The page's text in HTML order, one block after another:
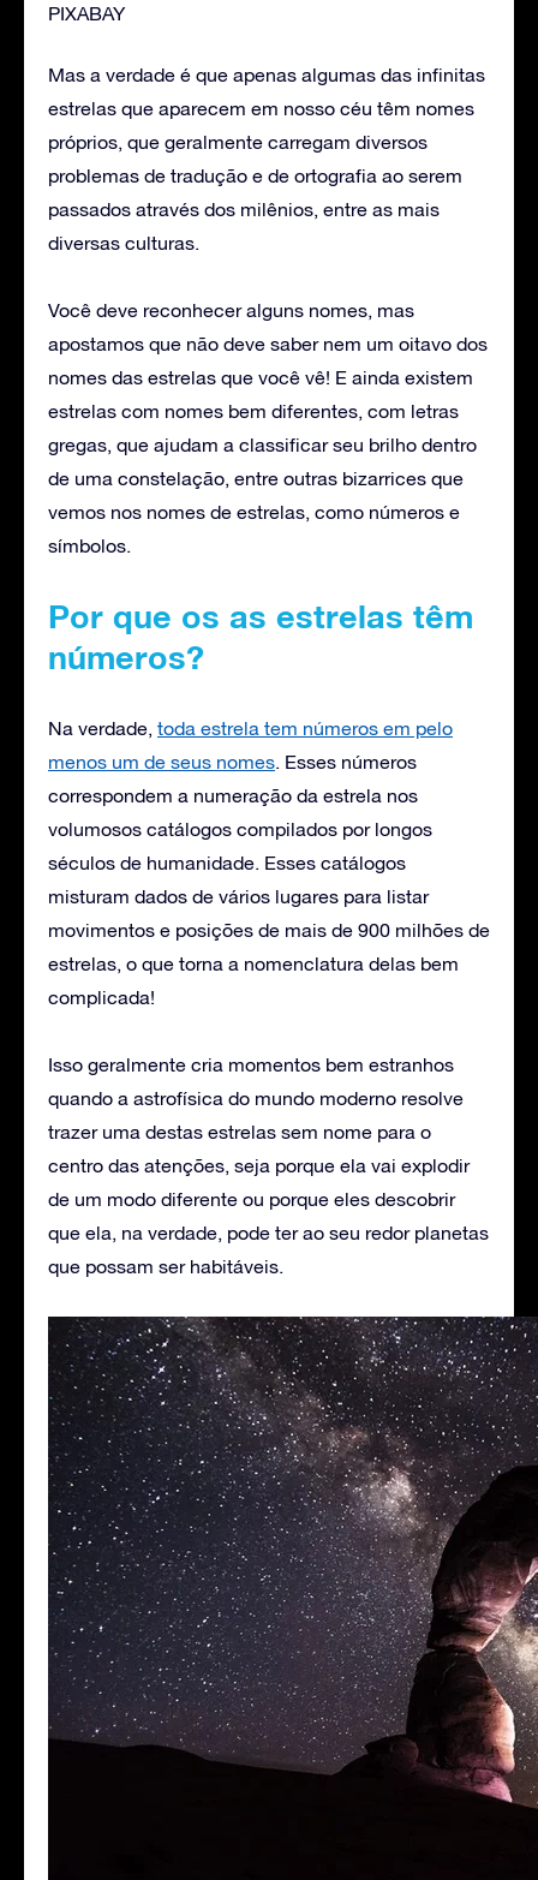
PIXABAY
Mas a verdade é que apenas algumas das infinitas
estrelas que aparecem em nosso céu têm nomes
próprios, que geralmente carregam diversos
problemas de tradução e de ortografia ao serem
passados através dos milênios, entre as mais
diversas culturas.
Você deve reconhecer alguns nomes, mas
apostamos que não deve saber nem um oitavo dos
nomes das estrelas que você vê! E ainda existem
estrelas com nomes bem diferentes, com letras
gregas, que ajudam a classificar seu brilho dentro
de uma constelação, entre outras bizarrices que
vemos nos nomes de estrelas, como números e
símbolos.
Por que os as estrelas têm
números?
Na verdade, toda estrela tem números em pelo
menos um de seus nomes. Esses números
correspondem a numeração da estrela nos
volumosos catálogos compilados por longos
séculos de humanidade. Esses catálogos
misturam dados de vários lugares para listar
movimentos e posições de mais de 900 milhões de
estrelas, o que torna a nomenclatura delas bem
complicada!
Isso geralmente cria momentos bem estranhos
quando a astrofísica do mundo moderno resolve
trazer uma destas estrelas sem nome para o
centro das atenções, seja porque ela vai explodir
de um modo diferente ou porque eles descobrir
que ela, na verdade, pode ter ao seu redor planetas
que possam ser habitáveis.